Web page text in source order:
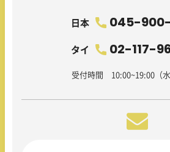
日本 045-
タイ 02-117-
受付時間 10:00~19:00（水